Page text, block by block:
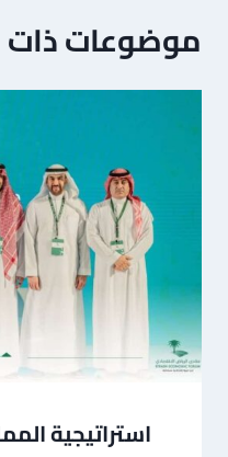
موضوعات
استراتيجية